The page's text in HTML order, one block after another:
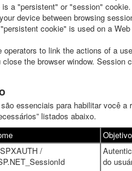
a "persistent" or "session"
device between browsing
cookie" is used on a
to link the actions of a
the browser window.
essenciais para habilitar você
listados abaixo.
Objetivo
/
do